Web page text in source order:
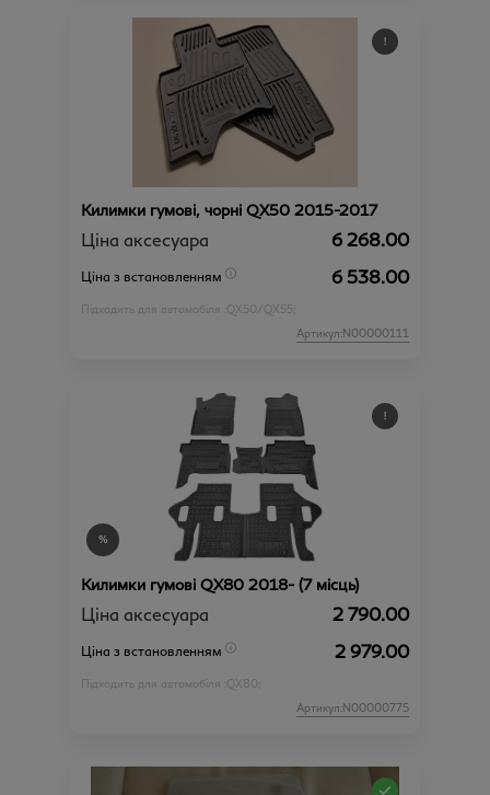
Килимки гумові, чорні QX50 2015-2017
Ціна аксесуара 6 268.00
Ціна з встановленням 6 538.00
Підходить для автомобіля : QX50/QX55;
Артикул:N00000111
Килимки гумові QX80 2018- (7 місць)
Ціна аксесуара 2 790.00
Ціна з встановленням 2 979.00
Підходить для автомобіля : QX80;
Артикул:N00000775